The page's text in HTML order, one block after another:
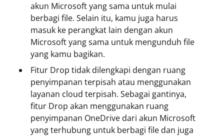
akun Microsoft yang sama untuk mulai
berbagi file. Selain itu, kamu juga harus
masuk ke perangkat lain dengan akun
Microsoft yang sama untuk mengunduh file
yang kamu bagikan.
Fitur Drop tidak dilengkapi dengan ruang
penyimpanan terpisah atau menggunakan
layanan cloud terpisah. Sebagai gantinya,
fitur Drop akan menggunakan ruang
penyimpanan OneDrive dari akun Microsoft
yang terhubung untuk berbagi file dan juga